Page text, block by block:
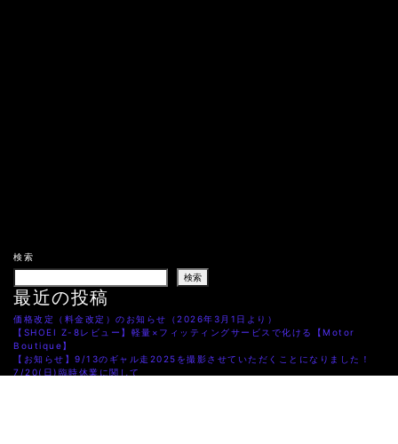
検索
検索
最近の投稿
価格改定（料金改定）のお知らせ（2026年3月1日より）
【SHOEI Z-8レビュー】軽量×フィッティングサービスで化ける【Motor
Boutique】
【お知らせ】9/13のギャル走2025を撮影させていただくことになりました！
7/20(日)臨時休業に関して